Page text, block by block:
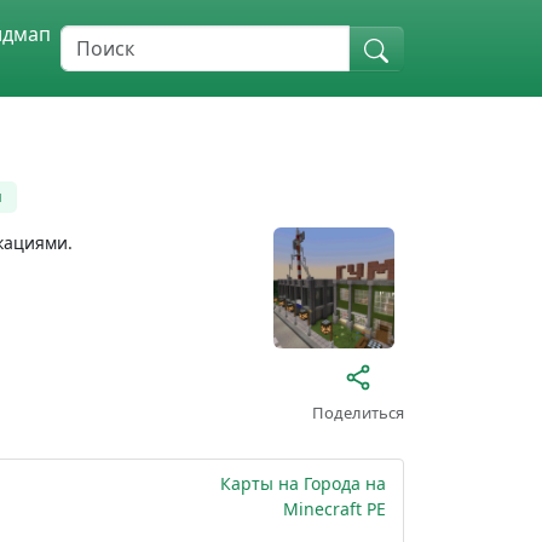
Поделиться
Карты на Города на
Minecraft PE